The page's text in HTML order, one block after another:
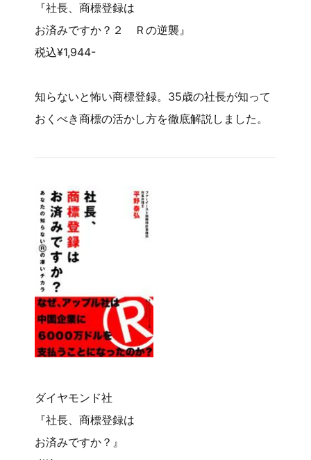
『社長、商標登録は
お済みですか？２ Ｒの逆襲』
税込¥1,944-
知らないと怖い商標登録。35歳の社長が知って
おくべき商標の活かし方を徹底解説しました。
ダイヤモンド社
『社長、商標登録は
お済みですか？』